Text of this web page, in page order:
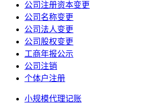
公司注册资本变更
公司名称变更
公司法人变更
公司股权变更
工商年报公示
公司注销
个体户注册
小规模代理记账